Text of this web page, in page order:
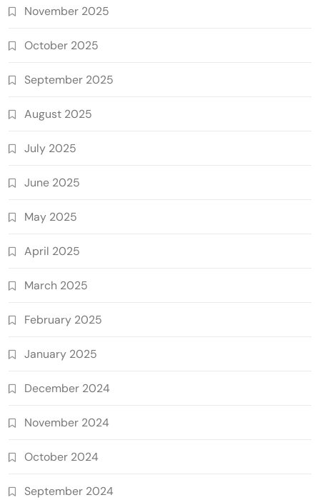
November 2025
October 2025
September 2025
August 2025
July 2025
June 2025
May 2025
April 2025
March 2025
February 2025
January 2025
December 2024
November 2024
October 2024
September 2024